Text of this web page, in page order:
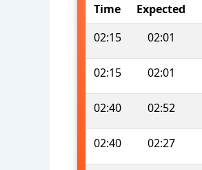
Time Expected
02:15
02:01
02:15 02:01
02:40 02:52
02:40 02:27